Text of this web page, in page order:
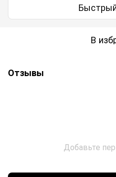
В
Отзывы
Добавьте